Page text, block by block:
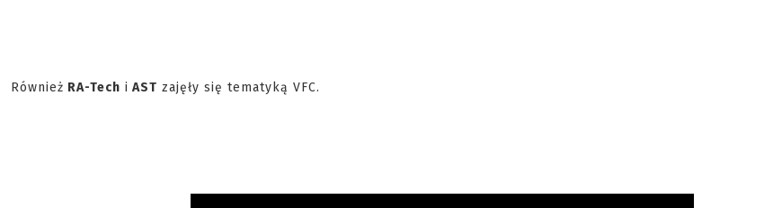
Również RA-Tech i AST zajęły się tematyką VFC.